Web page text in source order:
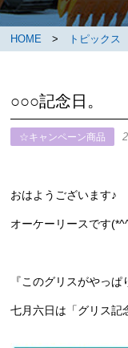
HOME > トピックス
○○○記念日。
☆キャンペーン商品
おはようございます♪
オーケーリースです
『このグリスがやっ
七月六日は「グリス記